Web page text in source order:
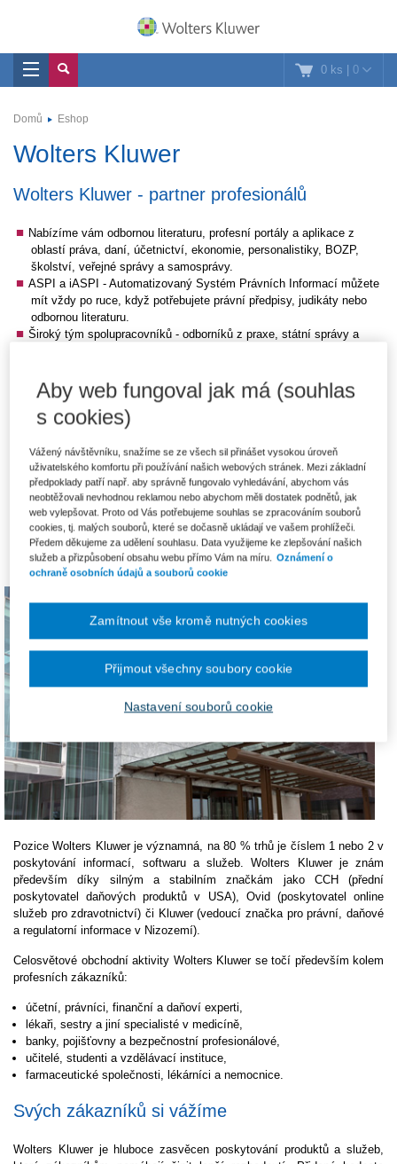
0 ks | 0
Domů Eshop
Wolters Kluwer
Wolters Kluwer - partner profesionálů
Nabízíme vám odbornou literaturu, profesní portály a aplikace z
oblastí práva, daní, účetnictví, ekonomie, personalistiky, BOZP,
školství, veřejné správy a samosprávy.
ASPI a iASPI - Automatizovaný Systém Právních Informací můžete
mít vždy po ruce, když potřebujete právní předpisy, judikáty nebo
odbornou literaturu.
Široký tým spolupracovníků - odborníků z praxe, státní správy a
Jsme také na:
Wolters Kluwerje jedním z předních světových vydavatelů a
poskytovatelů informačních produktů a služeb. Soustředí se hlavně na
trhy v oblasti zdravotnictví, daní, účetnictví, korporátních služeb,
finančních služeb, práva a regulace, vzdělávání. Wolters Kluwer
celosvětově zaměstnává více než 19 tis. lidí po celém světě a své
zastoupení má po celé Evropě, Severní Americe, v Asii a Pacifiku.
Centrála Wolters Kluwer se nachází v Alphen aan den Rijn v Nizozemí.
Pozice Wolters Kluwer je významná, na 80 % trhů je číslem 1 nebo 2 v
poskytování informací, softwaru a služeb. Wolters Kluwer je znám
především díky silným a stabilním značkám jako CCH (přední
poskytovatel daňových produktů v USA), Ovid (poskytovatel online
služeb pro zdravotnictví) či Kluwer (vedoucí značka pro právní, daňové
a regulatorní informace v Nizozemí).
Celosvětové obchodní aktivity Wolters Kluwer se točí především kolem
profesních zákazníků:
účetní, právníci, finanční a daňoví experti,
lékaři, sestry a jiní specialisté v medicíně,
banky, pojišťovny a bezpečnostní profesionálové,
učitelé, studenti a vzdělávací instituce,
farmaceutické společnosti, lékárníci a nemocnice.
Svých zákazníků si vážíme
Wolters Kluwer je hluboce zasvěcen poskytování produktů a služeb,
Aby web fungoval jak má (souhlas
s cookies)
Vážený návštěvníku, snažíme se ze všech sil přinášet vysokou úroveň
uživatelského komfortu při používání našich webových stránek. Mezi základní
předpoklady patří např. aby správně fungovalo vyhledávání, abychom vás
neobtěžovali nevhodnou reklamou nebo abychom měli dostatek podnětů, jak
web vylepšovat. Proto od Vás potřebujeme souhlas se zpracováním souborů
cookies, tj. malých souborů, které se dočasně ukládají ve vašem prohlížeči.
Předem děkujeme za udělení souhlasu. Data využijeme ke zlepšování našich
služeb a přizpůsobení obsahu webu přímo Vám na míru.
Oznámení o
ochraně osobních údajů a souborů cookie
Nastavení souborů cookie
Zamítnout vše kromě nutných cookies
Přijmout všechny soubory cookie